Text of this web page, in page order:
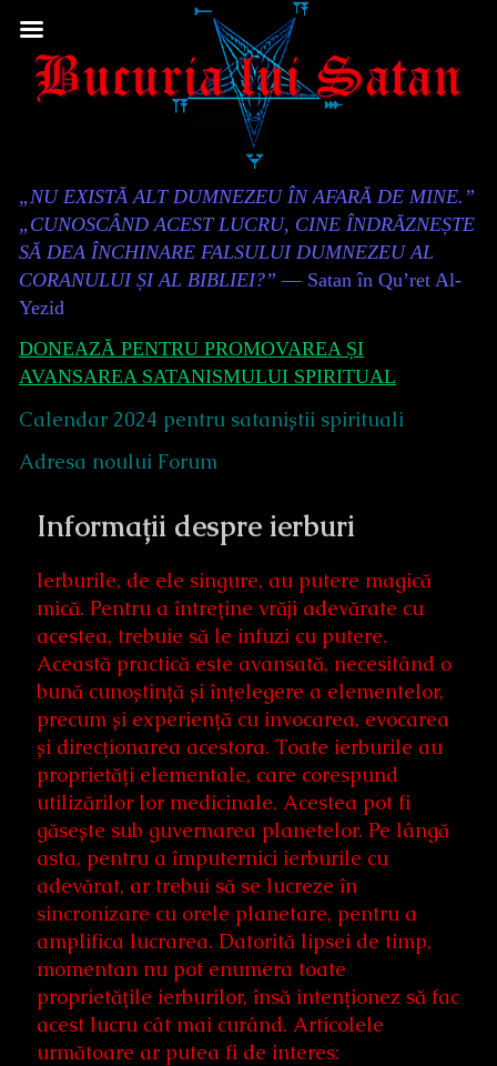
to
Content
Header
„NU EXISTĂ ALT DUMNEZEU ÎN AFARĂ DE MINE.”
„CUNOSCÂND ACEST LUCRU, CINE ÎNDRĂZNEȘTE
SĂ DEA ÎNCHINARE FALSULUI DUMNEZEU AL
CORANULUI ȘI AL BIBLIEI?” — Satan în Qu’ret Al-
Yezid
DONEAZĂ PENTRU PROMOVAREA ȘI
AVANSAREA SATANISMULUI SPIRITUAL
Calendar 2024 pentru sataniștii spirituali
Adresa noului Forum
Informații despre ierburi
Ierburile, de ele singure, au putere magică
mică. Pentru a întreține vrăji adevărate cu
acestea, trebuie să le infuzi cu putere.
Această practică este avansată, necesitând o
bună cunoștință și înțelegere a elementelor,
precum și experiență cu invocarea, evocarea
și direcționarea acestora. Toate ierburile au
proprietăți elementale, care corespund
utilizărilor lor medicinale. Acestea pot fi
găsește sub guvernarea planetelor. Pe lângă
asta, pentru a împuternici ierburile cu
adevărat, ar trebui să se lucreze în
sincronizare cu orele planetare, pentru a
amplifica lucrarea. Datorită lipsei de timp,
momentan nu pot enumera toate
proprietățile ierburilor, însă intenționez să fac
acest lucru cât mai curând. Articolele
următoare ar putea fi de interes: